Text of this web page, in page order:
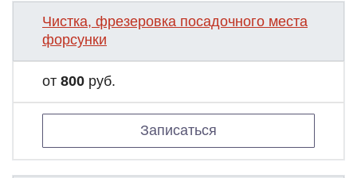
Чистка, фрезеровка посадочного места
форсунки
от 800 руб.
Записаться